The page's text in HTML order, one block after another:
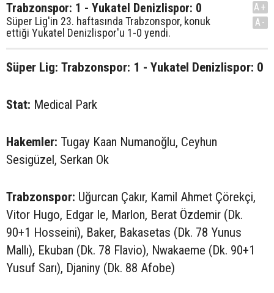
Trabzonspor: 1 - Yukatel Denizlispor: 0
Süper Lig'in 23. haftasında Trabzonspor, konuk
ettiği Yukatel Denizlispor'u 1-0 yendi.
A+
A-
Süper Lig: Trabzonspor: 1 - Yukatel Denizlispor: 0
Stat: Medical Park
Hakemler: Tugay Kaan Numanoğlu, Ceyhun
Sesigüzel, Serkan Ok
Trabzonspor: Uğurcan Çakır, Kamil Ahmet Çörekçi,
Vitor Hugo, Edgar Ie, Marlon, Berat Özdemir (Dk.
90+1 Hosseini), Baker, Bakasetas (Dk. 78 Yunus
Mallı), Ekuban (Dk. 78 Flavio), Nwakaeme (Dk. 90+1
Yusuf Sarı), Djaniny (Dk. 88 Afobe)